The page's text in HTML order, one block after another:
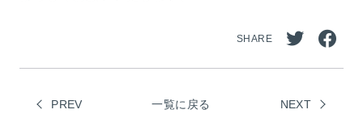
SHARE
シェ
でシ
PREV 一覧に戻る NEXT